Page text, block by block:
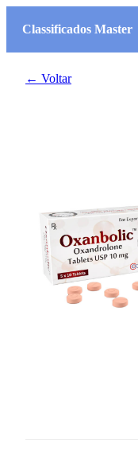
Classificados Master
← Voltar